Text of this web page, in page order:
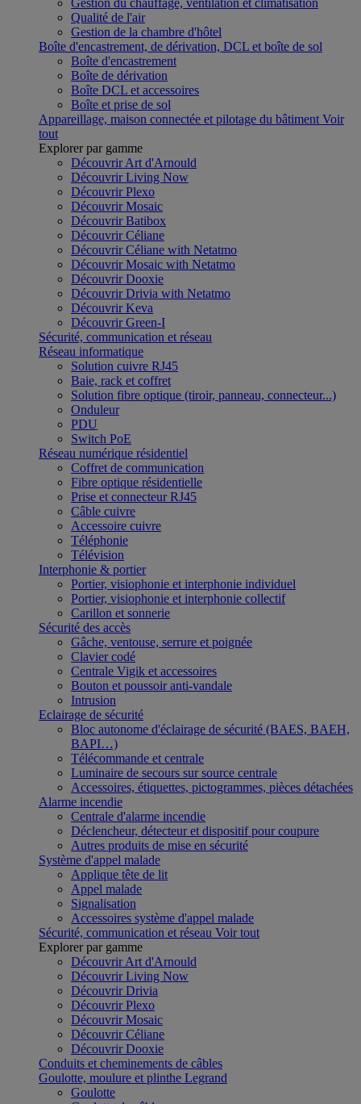
Gestion du chauffage, ventilation et climatisation
Qualité de l'air
Gestion de la chambre d'hôtel
Boîte d'encastrement, de dérivation, DCL et boîte de sol
Boîte d'encastrement
Boîte de dérivation
Boîte DCL et accessoires
Boîte et prise de sol
Appareillage, maison connectée et pilotage du bâtiment Voir
tout
Explorer par gamme
Découvrir Art d'Arnould
Découvrir Living Now
Découvrir Plexo
Découvrir Mosaic
Découvrir Batibox
Découvrir Céliane
Découvrir Céliane with Netatmo
Découvrir Mosaic with Netatmo
Découvrir Dooxie
Découvrir Drivia with Netatmo
Découvrir Keva
Découvrir Green-I
Sécurité, communication et réseau
Réseau informatique
Solution cuivre RJ45
Baie, rack et coffret
Solution fibre optique (tiroir, panneau, connecteur...)
Onduleur
PDU
Switch PoE
Réseau numérique résidentiel
Coffret de communication
Fibre optique résidentielle
Prise et connecteur RJ45
Câble cuivre
Accessoire cuivre
Téléphonie
Télévision
Interphonie & portier
Portier, visiophonie et interphonie individuel
Portier, visiophonie et interphonie collectif
Carillon et sonnerie
Sécurité des accès
Gâche, ventouse, serrure et poignée
Clavier codé
Centrale Vigik et accessoires
Bouton et poussoir anti-vandale
Intrusion
Eclairage de sécurité
Bloc autonome d'éclairage de sécurité (BAES, BAEH,
BAPI…)
Télécommande et centrale
Luminaire de secours sur source centrale
Accessoires, étiquettes, pictogrammes, pièces détachées
Alarme incendie
Centrale d'alarme incendie
Déclencheur, détecteur et dispositif pour coupure
Autres produits de mise en sécurité
Système d'appel malade
Applique tête de lit
Appel malade
Signalisation
Accessoires système d'appel malade
Sécurité, communication et réseau Voir tout
Explorer par gamme
Découvrir Art d'Arnould
Découvrir Living Now
Découvrir Drivia
Découvrir Plexo
Découvrir Mosaic
Découvrir Céliane
Découvrir Dooxie
Conduits et cheminements de câbles
Goulotte, moulure et plinthe Legrand
Goulotte